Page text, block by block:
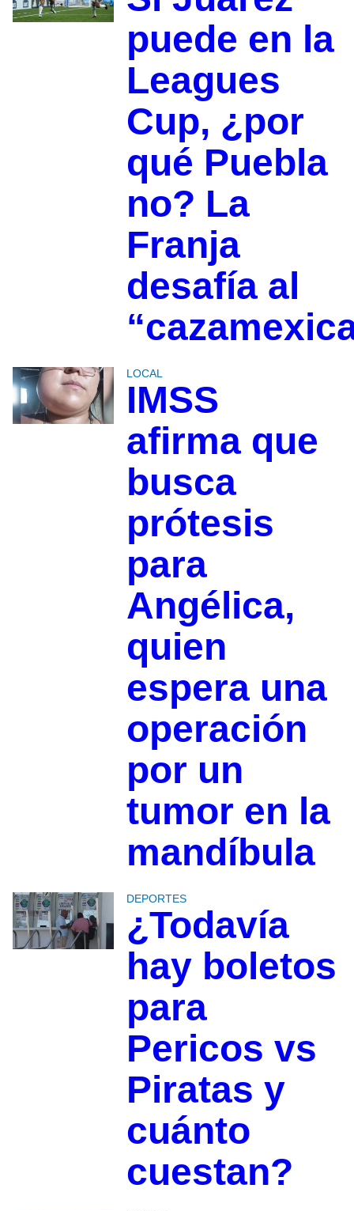
puede en la
Leagues
Cup, ¿por
qué Puebla
no? La
Franja
desafía al
LOCAL
IMSS
afirma que
busca
prótesis
para
Angélica,
quien
espera una
operación
por un
tumor en la
mandíbula
DEPORTES
¿Todavía
hay boletos
para
Pericos vs
Piratas y
cuánto
cuestan?